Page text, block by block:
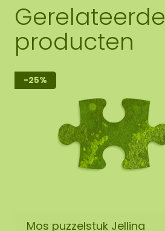
Gerelateerde
producten
-25%
Mos puzzelstuk Jellina